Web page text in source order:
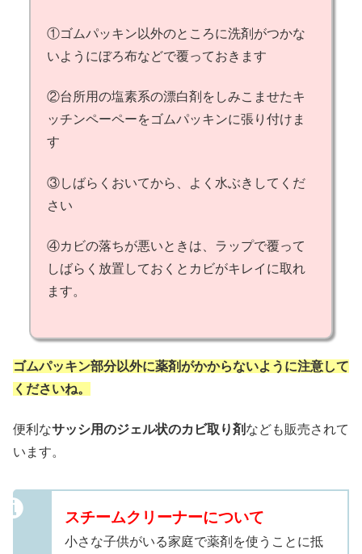
①ゴムパッキン以外のところに洗剤がつかな
いようにぼろ布などで覆っておきます
②台所用の塩素系の漂白剤をしみこませたキ
ッチンペーペーをゴムパッキンに張り付けま
す
③しばらくおいてから、よく水ぶきしてくだ
さい
④カビの落ちが悪いときは、ラップで覆って
しばらく放置しておくとカビがキレイに取れ
ます。
ゴムパッキン部分以外に薬剤がかからないように注意して
くださいね。
便利なサッシ用のジェル状のカビ取り剤 なども販売されて
います。
スチームクリーナーについて
小さな子供がいる家庭で薬剤を使うことに抵